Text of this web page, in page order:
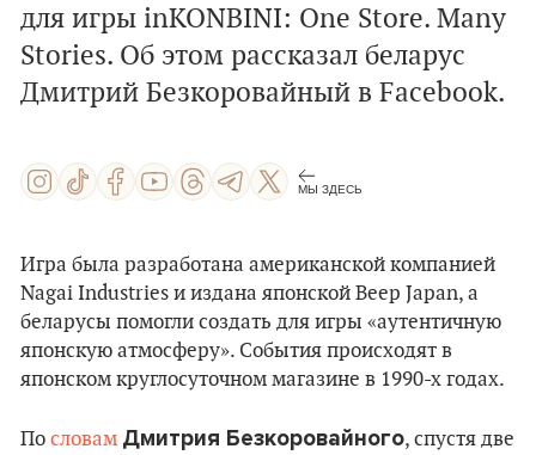
для игры inKONBINI: One Store. Many
Stories. Об этом рассказал беларус
Дмитрий Безкоровайный в Facebook.
МЫ ЗДЕСЬ
Игра была разработана американской компанией
Nagai Industries и издана японской Beep Japan, а
беларусы помогли создать для игры «аутентичную
японскую атмосферу». События происходят в
японском круглосуточном магазине в 1990-х годах.
По словам Дмитрия Безкоровайного, спустя две